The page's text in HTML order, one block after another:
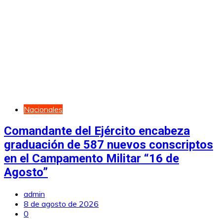
Nacionales
Comandante del Ejército encabeza
graduación de 587 nuevos conscriptos
en el Campamento Militar “16 de
Agosto”
admin
8 de agosto de 2026
0